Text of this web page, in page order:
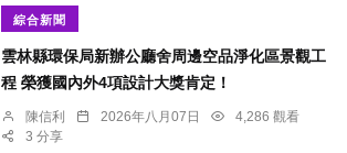
綜合新聞
雲林縣環保局新辦公廳舍周邊空品淨化區景觀工
程 榮獲國內外4項設計大獎肯定！
陳信利 2026年八月07日
4,286 觀看
3 分享